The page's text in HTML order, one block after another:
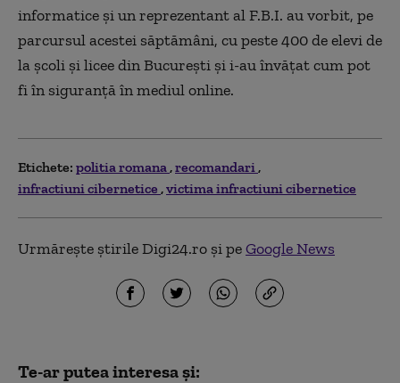
informatice și un reprezentant al F.B.I. au vorbit, pe
parcursul acestei săptămâni, cu peste 400 de elevi de
la școli și licee din București și i-au învățat cum pot
fi în siguranță în mediul online.
Etichete: politia romana recomandari
infractiuni cibernetice victima infractiuni cibernetice
Urmărește știrile Digi24.ro și peGoogle News
Te-ar putea interesa și: